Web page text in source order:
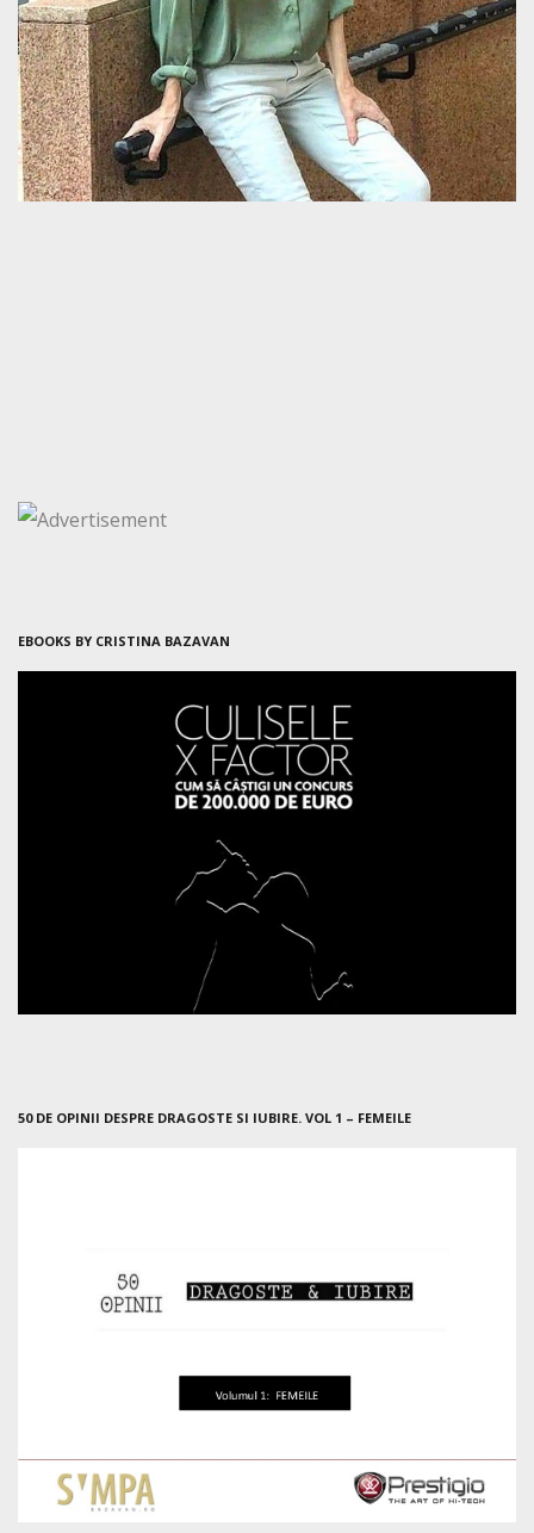
EBOOKS BY CRISTINA BAZAVAN
50 DE OPINII DESPRE DRAGOSTE SI IUBIRE. VOL 1 – FEMEILE